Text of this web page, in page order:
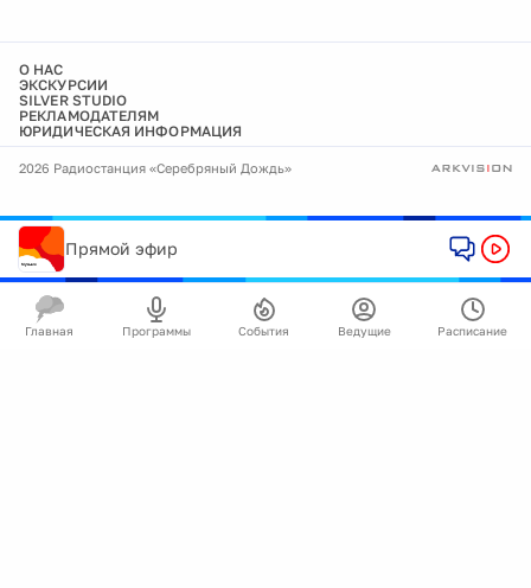
О НАС
ЭКСКУРСИИ
SILVER STUDIO
РЕКЛАМОДАТЕЛЯМ
ЮРИДИЧЕСКАЯ ИНФОРМАЦИЯ
2026 Радиостанция «Серебряный Дождь»
Прямой эфир
Главная Программы События Ведущие Расписание